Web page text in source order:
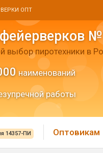
ОПТ
пиротехники в
наименований
работы
14357-ПИ Оптовикам